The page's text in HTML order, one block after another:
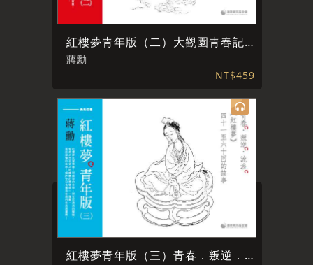
紅樓夢青年版（二）大觀園青春記事
蔣勳
NT$459
紅樓夢青年版（三）青春．叛逆．流浪